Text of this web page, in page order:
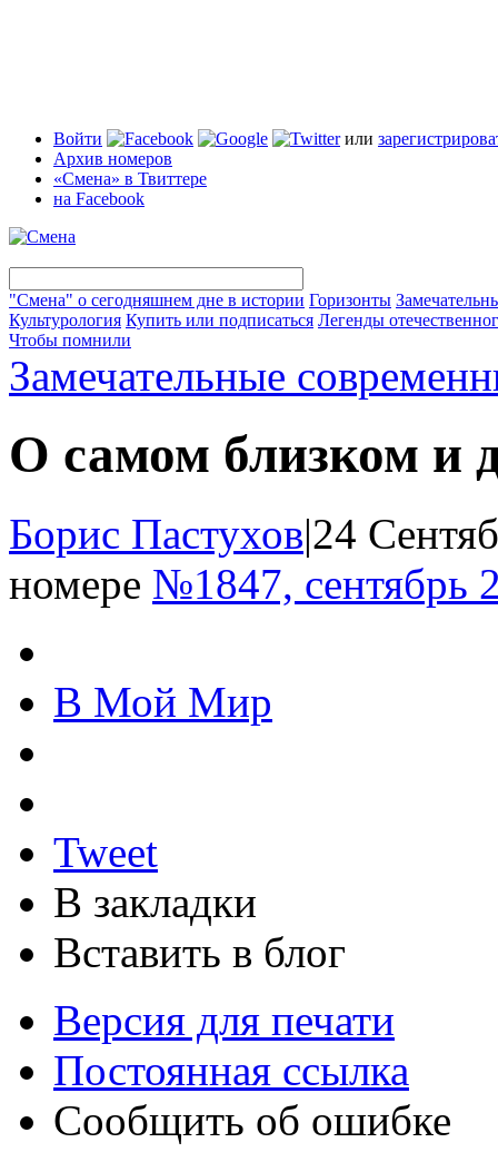
Войти или
Архив номеров
«Смена» в Твиттере
на Facebook
"Смена" о сегодняшнем дне в истории Горизонты
Культурология Купить или подписаться Легенды
Чтобы помнили
Замечательные
О самом близком и
Борис Пастухов|24
номере №1847, сентябрь
В Мой Мир
Tweet
В закладки
Вставить в блог
Версия для печати
Постоянная ссылка
Сообщить об ошибке